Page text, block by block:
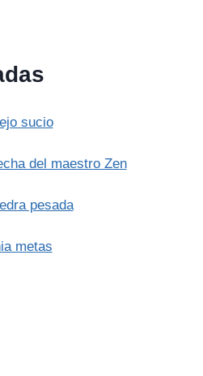
sucio
del maestro Zen
pesada
metas